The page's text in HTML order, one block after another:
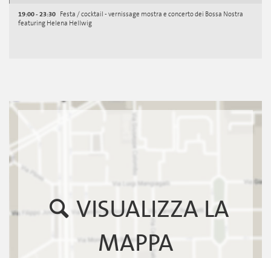
19:00 - 23:30
Festa / cocktail - vernissage mostra e concerto dei Bossa Nostra
featuring Helena Hellwig
VISUALIZZA LA
MAPPA